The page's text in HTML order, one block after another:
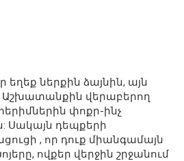
եղեք ներքին ձայնին, այն
Աշխատանքին վերաբերող
փոքր-ինչ
Սակայն դեպքերի
, որ դուք միանգամայն
ովքեր վերջին շրջանում